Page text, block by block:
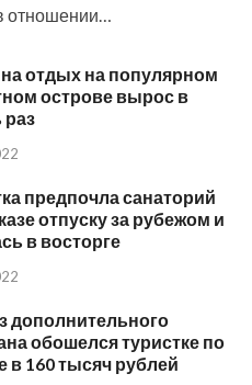
отношении…
отдых на популярном
острове вырос в
раз
предпочла санаторий
отпуску за рубежом и
в восторге
дополнительного
обошелся туристке по
в 160 тысяч рублей